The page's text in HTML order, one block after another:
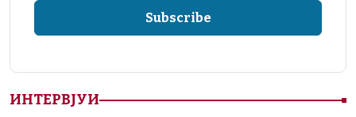
ИНТЕРВЈУИ